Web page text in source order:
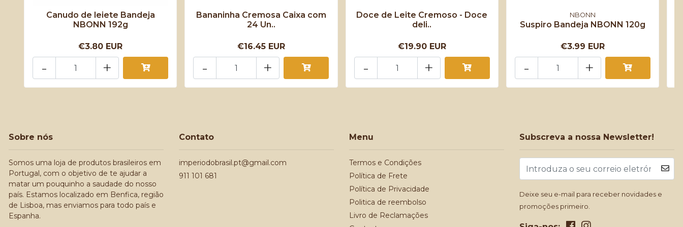
Canudo de leiete Bandeja
NBONN 192g
€3.80 EUR
+
-
Bananinha Cremosa Caixa com
24 Un..
€16.45 EUR
+
-
Doce de Leite Cremoso - Doce
deli..
€19.90 EUR
+
-
NBONN
Suspiro Bandeja NBONN 120g
€3.99 EUR
+
-
Sobre nós
Somos uma loja de produtos brasileiros em
Portugal, com o objetivo de te ajudar a
matar um pouquinho a saudade do nosso
país. Estamos localizado em Benfica, região
de Lisboa, mas enviamos para todo país e
Espanha.
Contato
imperiodobrasil.pt@gmail.com
911 101 681
Menu
Termos e Condições
Política de Frete
Política de Privacidade
Politica de reembolso
Livro de Reclamações
Subscreva a nossa Newsletter!
Deixe seu e-mail para receber novidades e
promoções primeiro.